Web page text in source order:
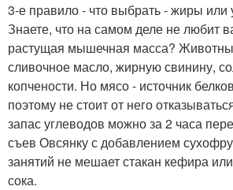
3-е правило - что выбрать - жиры или
Знаете, что на самом деле не любит
растущая мышечная масса?
сливочное масло, жирную свинину,
копчености. Но мясо - источник
поэтому не стоит от него
запас углеводов можно за 2 часа
съев Овсянку с добавлением
занятий не мешает стакан кефира
сока.